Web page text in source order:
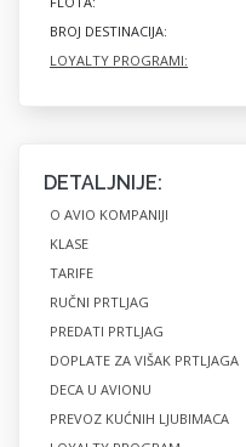
BROJ DESTINACIJA:
LOYALTY PROGRAMI:
DETALJNIJE:
O AVIO KOMPANIJI
KLASE
TARIFE
RUČNI PRTLJAG
PREDATI PRTLJAG
DOPLATE ZA VIŠAK PRTLJAGA
DECA U AVIONU
PREVOZ KUĆNIH LJUBIMACA